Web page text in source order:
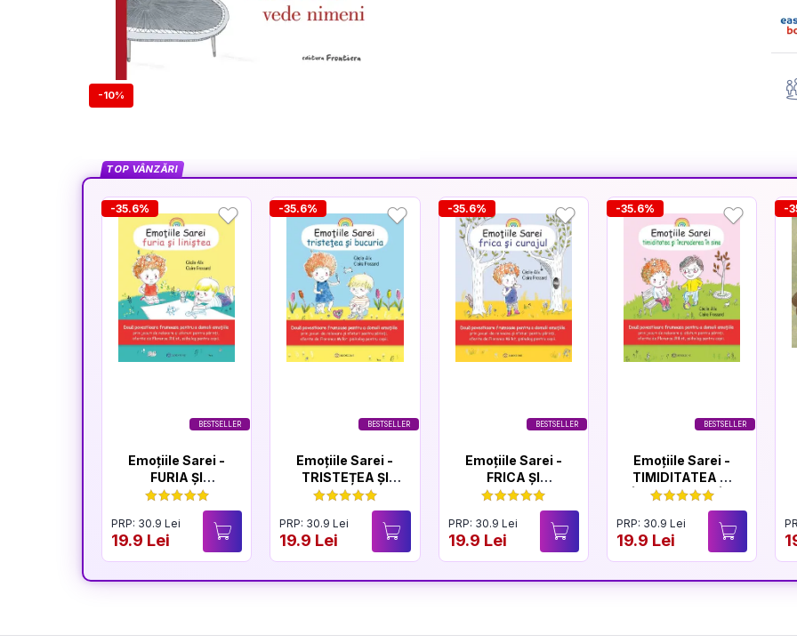
-10%
TOP VÂNZĂRI
BESTSELLER
-35.6%
Emoțiile Sarei -
FURIA ȘI
LINIȘTEA
PRP: 30.9 Lei
19.9 Lei
BESTSELLER
-35.6%
Emoțiile Sarei -
TRISTEȚEA ȘI
BUCURIA
PRP: 30.9 Lei
19.9 Lei
BESTSELLER
-35.6%
Emoțiile Sarei -
FRICA ȘI
CURAJUL
PRP: 30.9 Lei
19.9 Lei
BESTSELLER
-35.6%
Emoțiile Sarei -
TIMIDITATEA ȘI
ÎNCREDEREA ÎN
PRP: 30.9 Lei
19.9 Lei
-